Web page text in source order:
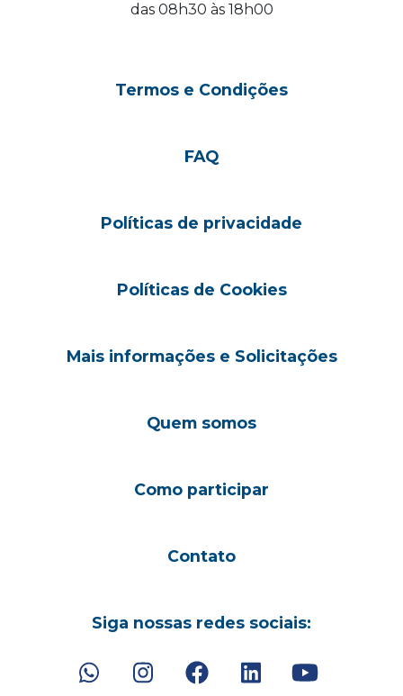
das 08h30 às 18h00
Termos e Condições
FAQ
Políticas de privacidade
Políticas de Cookies
Mais informações e Solicitações
Quem somos
Como participar
Contato
Siga nossas redes sociais: